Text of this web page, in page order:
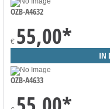
OZB-A4632
€ 55,00*
OZB-A4633